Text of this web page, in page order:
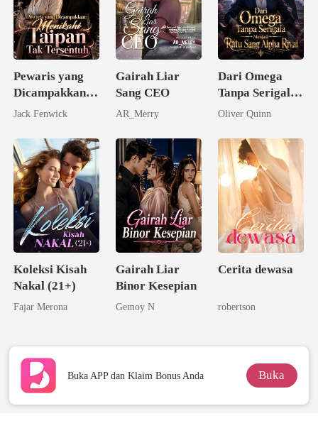
Pewaris yang
Dicampakkan:
Menikahi
Tersentuh
Jack Fenwick
Gairah Liar
Sang CEO
AR_Merry
Dari Omega
Tanpa Serigala
Menjadi Ratu
Rival
Oliver Quinn
Koleksi Kisah
Nakal (21+)
Fajar Merona
Gairah Liar
Binor Kesepian
Gemoy N
Cerita dewasa
robertson
Buka APP dan Klaim Bonus Anda Buka